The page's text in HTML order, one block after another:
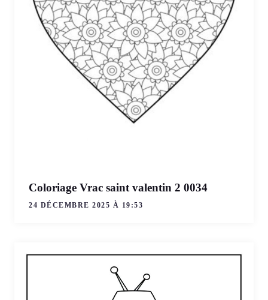
Coloriage Vrac saint valentin 2 0034
24 DÉCEMBRE 2025 À 19:53